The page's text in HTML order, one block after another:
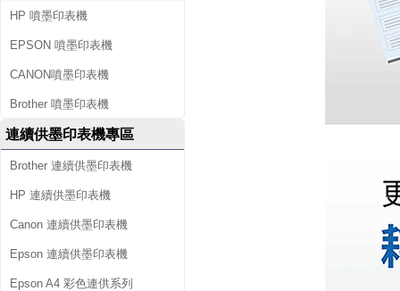
HP 噴墨印表機
EPSON 噴墨印表機
CANON噴墨印表機
Brother 噴墨印表機
連續供墨印表機專區
Brother 連續供墨印表機
HP 連續供墨印表機
Canon 連續供墨印表機
Epson 連續供墨印表機
Epson A4 彩色連供系列